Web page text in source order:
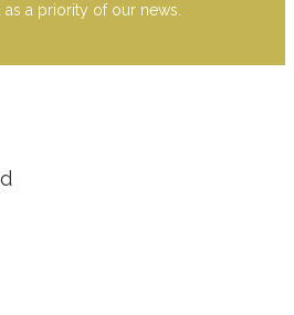
as a priority of our news.